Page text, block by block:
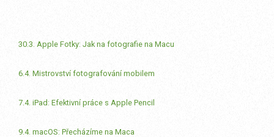
30.3. Apple Fotky: Jak na fotografie na Macu
6.4. Mistrovství fotografování mobilem
7.4. iPad: Efektivní práce s Apple Pencil
9.4. macOS: Přecházíme na Maca